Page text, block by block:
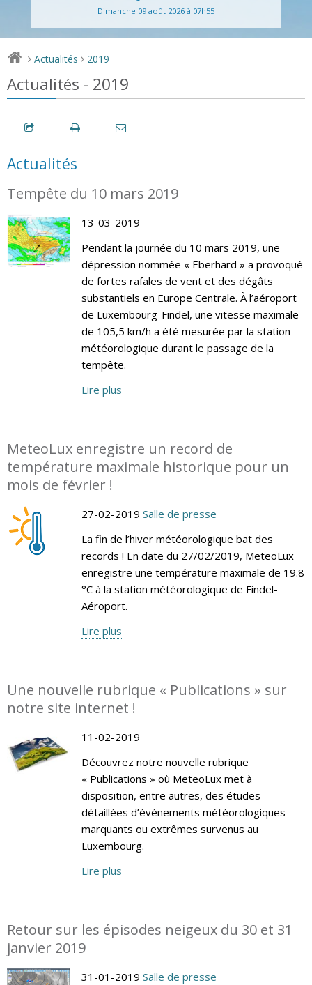
Dimanche 09 août 2026 à 07h55
> Actualités > 2019
Actualités - 2019
Actualités
Tempête du 10 mars 2019
13-03-2019
Pendant la journée du 10 mars 2019, une
dépression nommée « Eberhard » a provoqué
de fortes rafales de vent et des dégâts
substantiels en Europe Centrale. À l’aéroport
de Luxembourg-Findel, une vitesse maximale
de 105,5 km/h a été mesurée par la station
météorologique durant le passage de la
tempête.
Lire plus
MeteoLux enregistre un record de
température maximale historique pour un
mois de février !
27-02-2019 Salle de presse
La fin de l’hiver météorologique bat des
records ! En date du 27/02/2019, MeteoLux
enregistre une température maximale de 19.8
°C à la station météorologique de Findel-
Aéroport.
Lire plus
Une nouvelle rubrique « Publications » sur
notre site internet !
11-02-2019
Découvrez notre nouvelle rubrique
« Publications » où MeteoLux met à
disposition, entre autres, des études
détaillées d’événements météorologiques
marquants ou extrêmes survenus au
Luxembourg.
Lire plus
Retour sur les épisodes neigeux du 30 et 31
janvier 2019
31-01-2019 Salle de presse